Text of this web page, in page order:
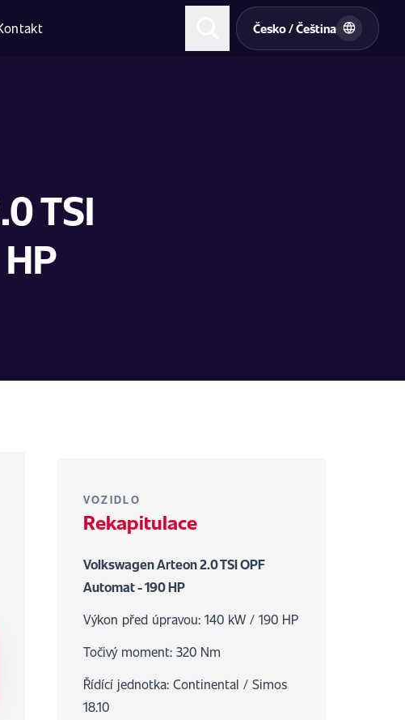
Česko / Čeština
TSI
VOZIDLO
Rekapitulace
Volkswagen Arteon 2.0 TSI OPF
Automat - 190 HP
Výkon před úpravou: 140 kW / 190 HP
Točivý moment: 320 Nm
Řídící jednotka: Continental / Simos
18.10